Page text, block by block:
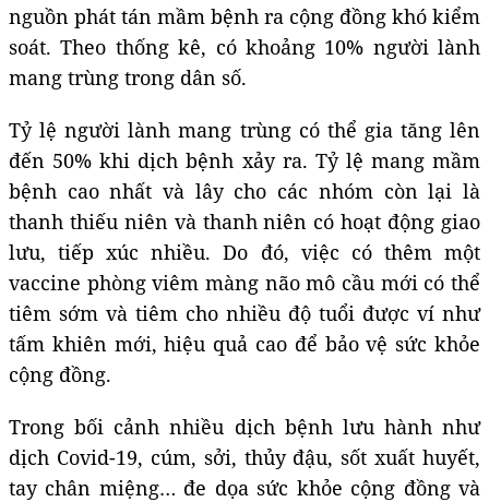
nguồn phát tán mầm bệnh ra cộng đồng khó kiểm
soát. Theo thống kê, có khoảng 10% người lành
mang trùng trong dân số.
Tỷ lệ người lành mang trùng có thể gia tăng lên
đến 50% khi dịch bệnh xảy ra. Tỷ lệ mang mầm
bệnh cao nhất và lây cho các nhóm còn lại là
thanh thiếu niên và thanh niên có hoạt động giao
lưu, tiếp xúc nhiều. Do đó, việc có thêm một
vaccine phòng viêm màng não mô cầu mới có thể
tiêm sớm và tiêm cho nhiều độ tuổi được ví như
tấm khiên mới, hiệu quả cao để bảo vệ sức khỏe
cộng đồng.
Trong bối cảnh nhiều dịch bệnh lưu hành như
dịch Covid-19, cúm, sởi, thủy đậu, sốt xuất huyết,
tay chân miệng… đe dọa sức khỏe cộng đồng và